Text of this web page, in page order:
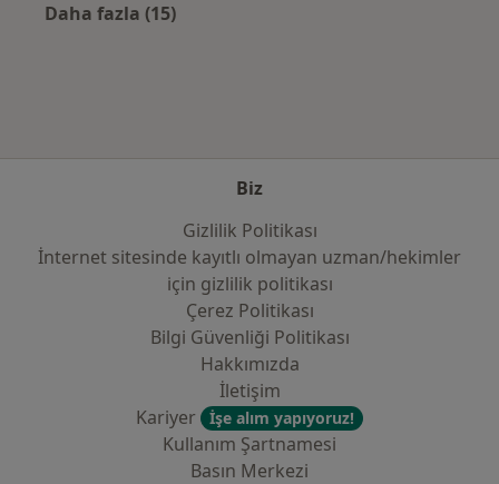
Daha fazla (15)
Biz
Gizlilik Politikası
İnternet sitesinde kayıtlı olmayan uzman/hekimler
i̇çin gizlilik politikası
Çerez Politikası
Bilgi Güvenliği Politikası
Hakkımızda
İletişim
Kariyer
İşe alım yapıyoruz!
Kullanım Şartnamesi
Basın Merkezi